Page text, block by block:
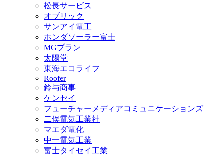
松長サービス
オブリック
サンアイ電工
ホンダソーラー富士
MGプラン
太陽堂
東海エコライフ
Roofer
鈴与商事
ケンセイ
フューチャーメディアコミュニケーションズ
二俣電気工業社
マエダ電化
中一電気工業
富士タイセイ工業